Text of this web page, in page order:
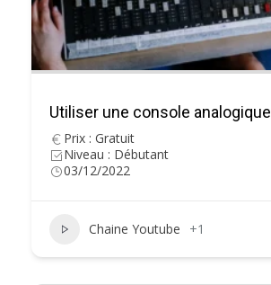
Utiliser une console analogique
Prix : Gratuit
Niveau : Débutant
03/12/2022
Chaine Youtube +1